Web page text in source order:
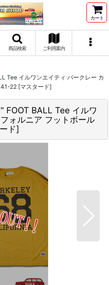
カート
商品検索 ご利用案内
Tee イルワンエイティ バークレー カ
22 [マスタード]
FOOT BALL Tee イルワ
ォルニア フットボール
ド]